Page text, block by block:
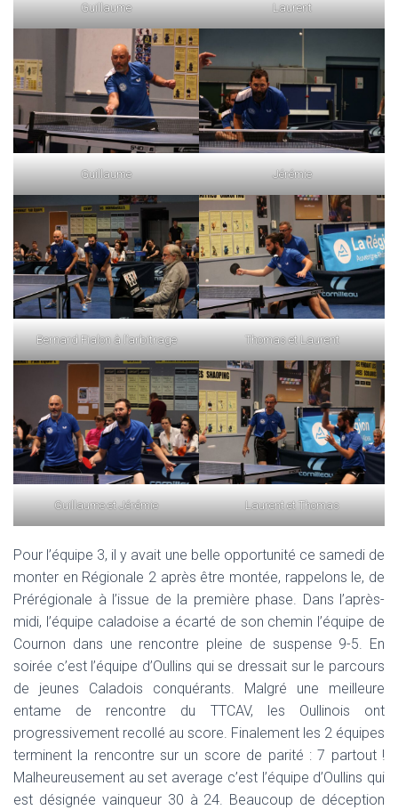
Guillaume Laurent
Guillaume Jérémie
Bernard Fialon à l’arbitrage Thomas et Laurent
Guillaume et Jérémie Laurent et Thomas
Pour l’équipe 3, il y avait une belle opportunité ce samedi de
monter en Régionale 2 après être montée, rappelons le, de
Prérégionale à l’issue de la première phase. Dans l’après-
midi, l’équipe caladoise a écarté de son chemin l’équipe de
Cournon dans une rencontre pleine de suspense 9-5. En
soirée c’est l’équipe d’Oullins qui se dressait sur le parcours
de jeunes Caladois conquérants. Malgré une meilleure
entame de rencontre du TTCAV, les Oullinois ont
progressivement recollé au score. Finalement les 2 équipes
terminent la rencontre sur un score de parité : 7 partout !
Malheureusement au set average c’est l’équipe d’Oullins qui
est désignée vainqueur 30 à 24. Beaucoup de déception